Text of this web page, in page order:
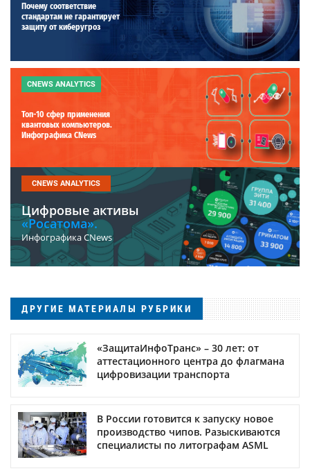
Почему соответствие
стандартам не гарантирует
защиту от киберугроз
CNEWS ANALYTICS
Топ-10 сфер применения
квантовых компьютеров.
Инфографика CNews
CNEWS ANALYTICS
Цифровые активы
«Росатома».
Инфографика CNews
ДРУГИЕ МАТЕРИАЛЫ РУБРИКИ
«ЗащитаИнфоТранс» – 30 лет: от
аттестационного центра до флагмана
цифровизации транспорта
В России готовится к запуску новое
производство чипов. Разыскиваются
специалисты по литографам ASML